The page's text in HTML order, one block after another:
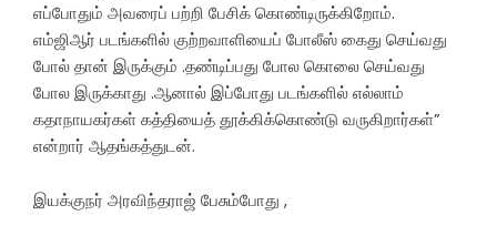
எப்போதும் அவரைப் பற்றி பேசிக் கொண்டிருக்கிறோம்.
எம்ஜிஆர் படங்களில் குற்றவாளியைப் போலீஸ் கைது செய்வது
போல் தான் இருக்கும் .தண்டிப்பது போல கொலை செய்வது
போல இருக்காது .ஆனால் இப்போது படங்களில் எல்லாம்
கதாநாயகர்கள் கத்தியைத் தூக்கிக்கொண்டு வருகிறார்கள்”
என்றார் ஆதங்கத்துடன்.
இயக்குநர் அரவிந்தராஜ் பேசும்போது ,